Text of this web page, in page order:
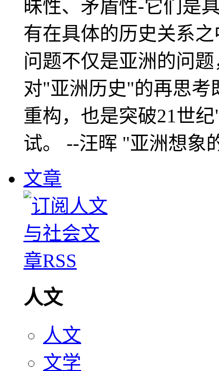
昧性、矛盾性-它们是
有在具体的历史关系
问题不仅是亚洲的问
对"亚洲历史"的再思考
重构，也是突破21世
试。 --汪晖 "亚洲想象
文章
人文
人文
文学